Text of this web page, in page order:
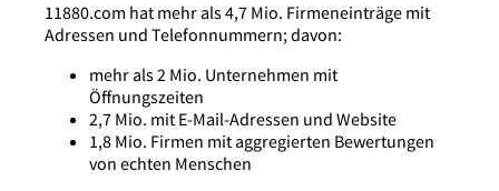
11880.com hat mehr als 4,7 Mio. Firmeneinträge mit
Adressen und Telefonnummern; davon:
mehr als 2 Mio. Unternehmen mit
Öffnungszeiten
2,7 Mio. mit E-Mail-Adressen und Website
1,8 Mio. Firmen mit aggregierten Bewertungen
von echten Menschen